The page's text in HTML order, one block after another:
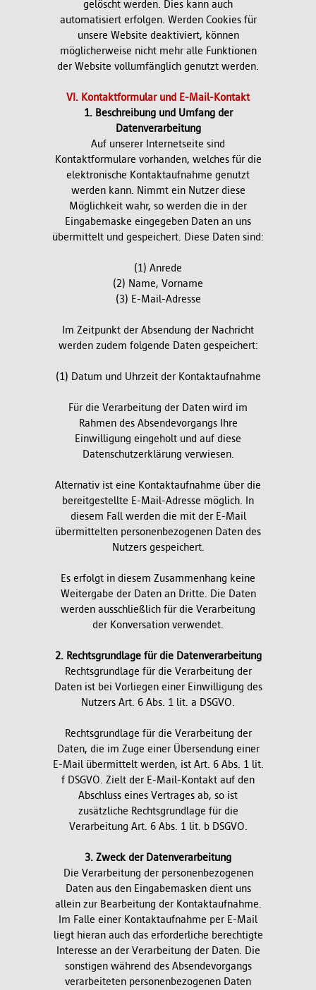
gelöscht werden. Dies kann auch
automatisiert erfolgen. Werden Cookies für
unsere Website deaktiviert, können
möglicherweise nicht mehr alle Funktionen
der Website vollumfänglich genutzt werden.
VI. Kontaktformular und E-Mail-Kontakt
1. Beschreibung und Umfang der
Datenverarbeitung
Auf unserer Internetseite sind
Kontaktformulare vorhanden, welches für die
elektronische Kontaktaufnahme genutzt
werden kann. Nimmt ein Nutzer diese
Möglichkeit wahr, so werden die in der
Eingabemaske eingegeben Daten an uns
übermittelt und gespeichert. Diese Daten sind:
(1) Anrede
(2) Name, Vorname
(3) E-Mail-Adresse
Im Zeitpunkt der Absendung der Nachricht
werden zudem folgende Daten gespeichert:
(1) Datum und Uhrzeit der Kontaktaufnahme
Für die Verarbeitung der Daten wird im
Rahmen des Absendevorgangs Ihre
Einwilligung eingeholt und auf diese
Datenschutzerklärung verwiesen.
Alternativ ist eine Kontaktaufnahme über die
bereitgestellte E-Mail-Adresse möglich. In
diesem Fall werden die mit der E-Mail
übermittelten personenbezogenen Daten des
Nutzers gespeichert.
Es erfolgt in diesem Zusammenhang keine
Weitergabe der Daten an Dritte. Die Daten
werden ausschließlich für die Verarbeitung
der Konversation verwendet.
2. Rechtsgrundlage für die Datenverarbeitung
Rechtsgrundlage für die Verarbeitung der
Daten ist bei Vorliegen einer Einwilligung des
Nutzers Art. 6 Abs. 1 lit. a DSGVO.
Rechtsgrundlage für die Verarbeitung der
Daten, die im Zuge einer Übersendung einer
E-Mail übermittelt werden, ist Art. 6 Abs. 1 lit.
f DSGVO. Zielt der E-Mail-Kontakt auf den
Abschluss eines Vertrages ab, so ist
zusätzliche Rechtsgrundlage für die
Verarbeitung Art. 6 Abs. 1 lit. b DSGVO.
3. Zweck der Datenverarbeitung
Die Verarbeitung der personenbezogenen
Daten aus den Eingabemasken dient uns
allein zur Bearbeitung der Kontaktaufnahme.
Im Falle einer Kontaktaufnahme per E-Mail
liegt hieran auch das erforderliche berechtigte
Interesse an der Verarbeitung der Daten. Die
sonstigen während des Absendevorgangs
verarbeiteten personenbezogenen Daten